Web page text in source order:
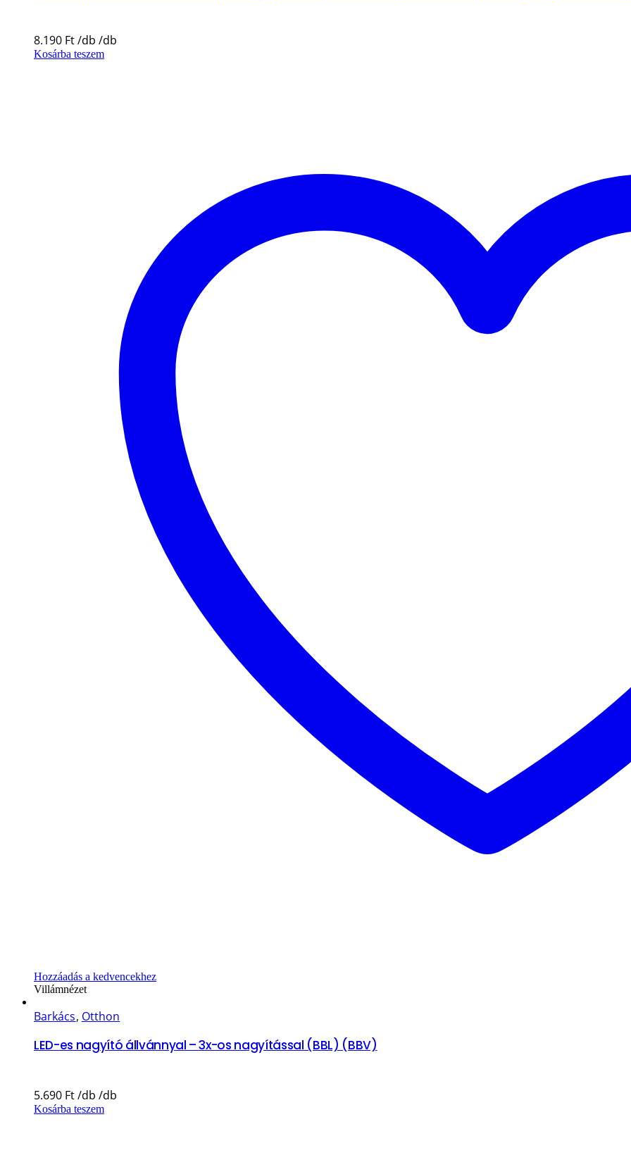
8.190 Ft
Kosárba teszem
Hozzáadás a kedvencekhez
Villámnézet
Barkács, Otthon
LED-es nagyító állvánnyal – 3x-os nagyítással (BBL) (BBV)
5.690 Ft
Kosárba teszem